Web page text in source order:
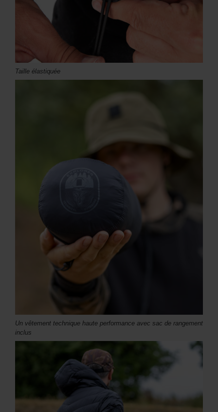
Taille élastiquée
Un vêtement technique haute performance avec sac de rangement
inclus